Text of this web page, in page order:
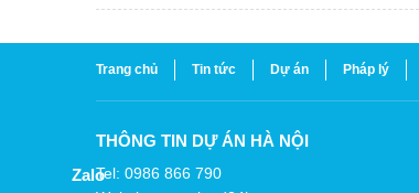
Trang chủ Tin tức Dự án Pháp lý
THÔNG TIN DỰ ÁN HÀ NỘI
Tel: 0986 866 790
Zalo